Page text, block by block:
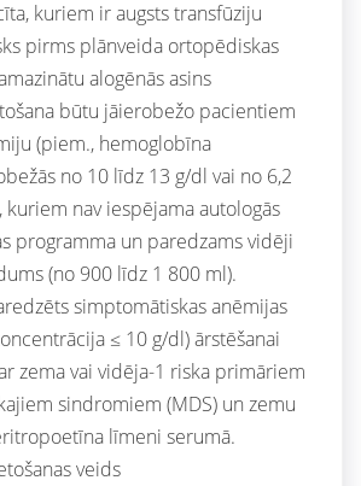
kuriem ir augsts transfūziju
pirms plānveida ortopēdiskas
alogēnās asins
būtu jāierobežo pacientiem
(piem., hemoglobīna
no 10 līdz 13 g/dl vai no 6,2
kuriem nav iespējama autologās
programma un paredzams vidēji
(no 900 līdz 1 800 ml).
simptomātiskas anēmijas
≤ 10 g/dl) ārstēšanai
zema vai vidēja-1 riska primāriem
sindromiem (MDS) un zemu
līmeni serumā.
veids